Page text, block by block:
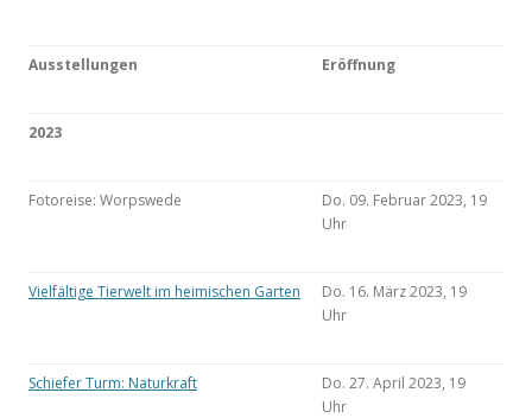
Ausstellungen Eröffnung
2023
Fotoreise: Worpswede
Do. 09. Februar 2023, 19
Uhr
Vielfältige Tierwelt im heimischen Garten
Do. 16. März 2023, 19
Uhr
Schiefer Turm: Naturkraft
Do. 27. April 2023, 19
Uhr